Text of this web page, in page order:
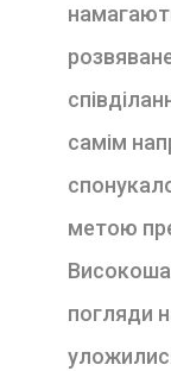
самім
метою
погляди